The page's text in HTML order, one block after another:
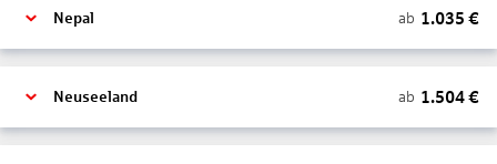
Nepal ab 1.035 €
Neuseeland ab 1.504€